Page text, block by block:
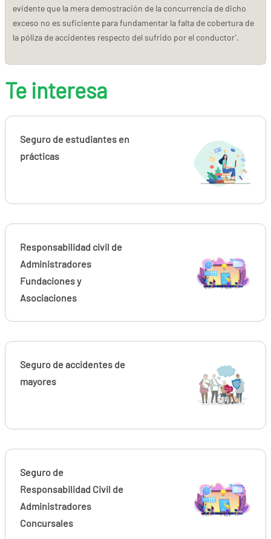
evidente que la mera demostración de la concurrencia de dicho
exceso no es suficiente para fundamentar la falta de cobertura de
la póliza de accidentes respecto del sufrido por el conductor’.
Te interesa
Seguro de estudiantes en
prácticas
Responsabilidad civil de
Administradores
Fundaciones y
Asociaciones
Seguro de accidentes de
mayores
Seguro de
Responsabilidad Civil de
Administradores
Concursales